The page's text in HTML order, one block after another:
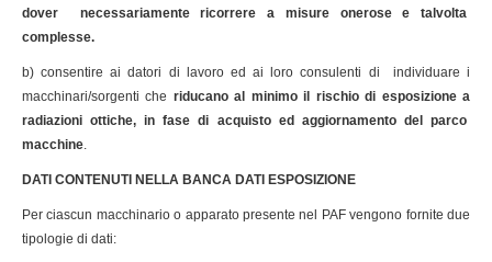
dover necessariamente ricorrere a misure onerose e talvolta
complesse.
b) consentire ai datori di lavoro ed ai loro consulenti di individuare i
macchinari/sorgenti che riducano al minimo il rischio di esposizione a
radiazioni ottiche, in fase di acquisto ed aggiornamento del parco
macchine.
DATI CONTENUTI NELLA BANCA DATI ESPOSIZIONE
Per ciascun macchinario o apparato presente nel PAF vengono fornite due
tipologie di dati: